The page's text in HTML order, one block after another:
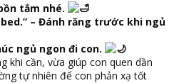
tắm nhé.
– Đánh răng trước khi ngủ
ngủ ngon đi con.
khi cần, vừa giúp con quen dần
tự nhiên để con phản xạ tốt